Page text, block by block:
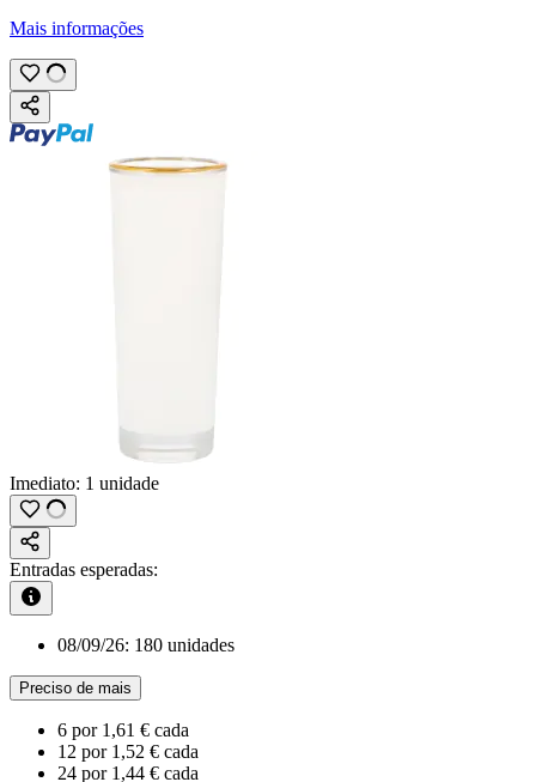
Mais informações
Imediato: 1 unidade
Entradas esperadas:
08/09/26: 180 unidades
Preciso de mais
6 por 1,61 € cada
12 por 1,52 € cada
24 por 1,44 € cada